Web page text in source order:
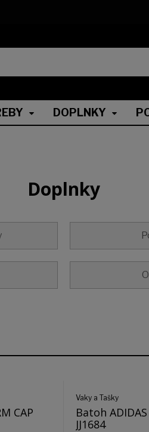
DOPLNKY
Doplnky
CAP
Vaky a Tašky
Batoh
JJ1684